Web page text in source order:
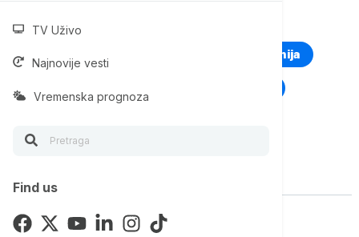
TV Uživo
Najnovije vesti
Vremenska prognoza
Find us
TOP TAGOVI
Euronews Montenegro Kosovo i Metohija
Vise o temi
DRUŠTVO